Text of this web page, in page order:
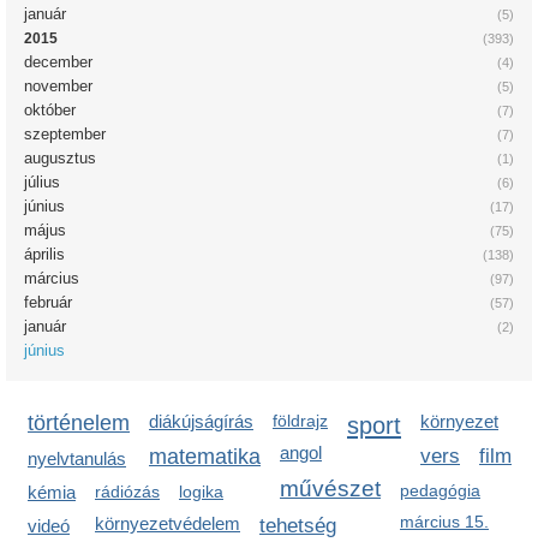
(5)
január
(393)
2015
(4)
december
(5)
november
(7)
október
(7)
szeptember
(1)
augusztus
(6)
július
(17)
június
(75)
május
(138)
április
(97)
március
(57)
február
(2)
január
június
történelem diákújságírás földrajz sport
matematika
környezet
angol
vers
nyelvtanulás
művészet pedagógia
kémia rádiózás
film
környezetvédelem március 15.
tehetség
videó
logika